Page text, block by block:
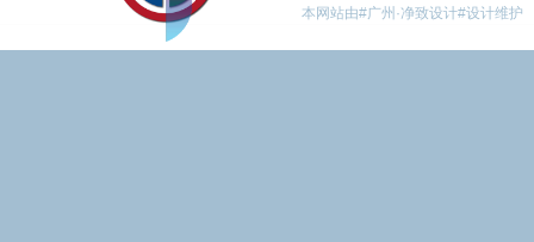
本网站由#广州·净致设计#设计维护